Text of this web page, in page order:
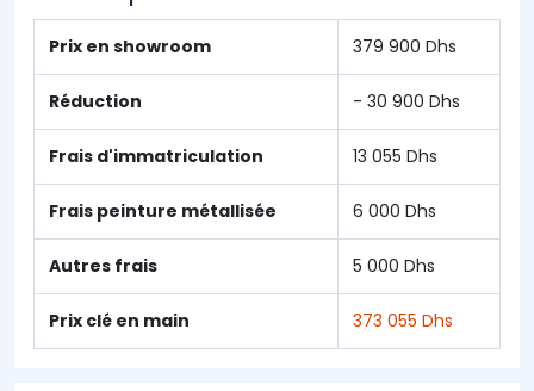
Prix en showroom 379 900 Dhs
Réduction - 30 900 Dhs
Frais d'immatriculation 13 055 Dhs
Frais peinture métallisée 6 000 Dhs
Autres frais 5 000 Dhs
Prix clé en main 373 055 Dhs